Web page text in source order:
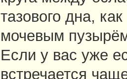
тазового дна,
мочевым
Если у вас уже
встречается